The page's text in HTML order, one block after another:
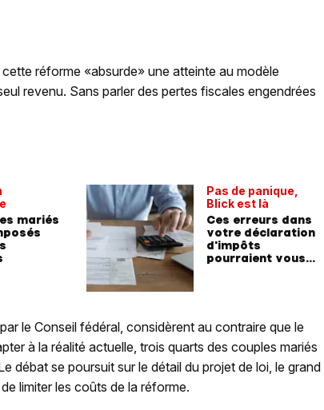
réforme «absurde» une atteinte au modèle
revenu. Sans parler des pertes fiscales engendrées
mariés
Pas de panique,
Blick est là
Ces erreurs dans
votre déclaration
d'impôts
pourraient vous
le Conseil fédéral, considèrent au contraire que le
à la réalité actuelle, trois quarts des couples mariés
débat se poursuit sur le détail du projet de loi, le grand
limiter les coûts de la réforme.